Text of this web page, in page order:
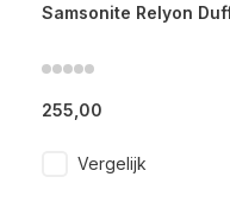
Samsonite Relyon
255,00
Vergelijk